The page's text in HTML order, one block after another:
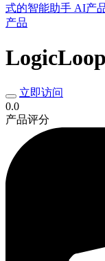
式的智能助手 AI产
产品
LogicLoop
立即访问
0.0
产品评分